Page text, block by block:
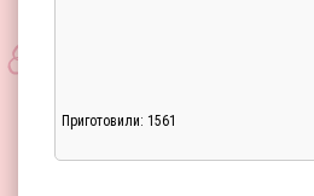
Приготовили: 1561